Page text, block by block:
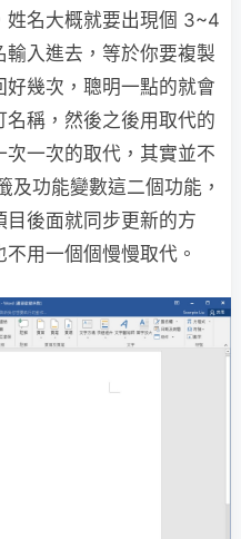
姓名大概就要出現個 3~4
入進去，等於你要複製
幾次，聰明一點的就會
稱，然後之後用取代的
一次的取代，其實並不
及功能變數這二個功能，
後面就同步更新的方
用一個個慢慢取代。